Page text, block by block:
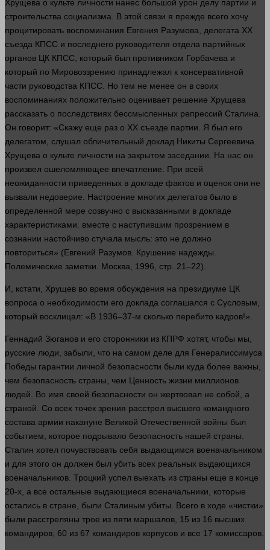
Хрущева о культе личности нанес большой урон делу партии и
строительства социализма. В этой связи я прежде всего хочу
процитировать воспоминания Евгения Разумова, делегата ХХ
съезда КПСС и последнего руководителя отдела партийных
органов ЦК КПСС, который был противником Горбачева и
который по Мировоззрению принадлежал к консервативной
части руководства КПСС. Но тем не менее он в своих
воспоминаниях положительно оценивает решение Хрущева
рассказать о последствиях бессмысленных репрессий Сталина.
Он говорит: «Скажу еще раз о ХХ съезде партии . Я был его
делегатом, слушал обличительный доклад Никиты Сергеевича
Хрущева о культе личности на закрытом заседании. На нас он
произвел ошеломляющее впечатление . При всей
неожиданности приведенных в докладе фактов и оценок они не
вызвали недоверие. Настроение многих делегатов было в
определенной мере созвучно с высказанными в докладе
характеристиками. вместе с наступившим прозрением в
сознании настойчиво стучала мысль: это не должно
повториться» (Евгений Разумов. Крушение надежды.
Полемические заметки. Москва, 1996, стр. 21–22).
И, кстати, Хрущев во время обсуждения на президиуме ЦК
вопроса о необходимости его доклада соглашался с Сусловым,
который восклицал: «В 1936–37-м сколько перебито кадров!».
Геннадий Зюганов и его сторонники из КПРФ хотят, чтобы мы,
русские люди , забыли, что на самом деле для Генералиссимуса
Победы гарантии личной безопасности были куда более важны,
чем безопасность страны , чем Ценность жизни миллионов
людей . Во имя своей безопасности он жертвовал не собой, а
страной. Со всех точек зрения расстрел высшего командного
состава армии накануне Великой Отечественной войны был
событием, которое подрывало безопасность нашей страны
Сталин хотел почувствовать себя выдающимся военачальником
и для этого он должен был убить всех реальных выдающихся
военачальников. Троцкий успел выехать из страны еще в конце
20-х, а все остальные выдающиеся военачальники, которые
остались в стране, были Сталиным убиты. Всего в ходе «чистки»
были расстреляны трое из пяти маршалов, 15 из 16 высших
командиров, 60 из 67 командиров корпусов и все 17 комиссаров.